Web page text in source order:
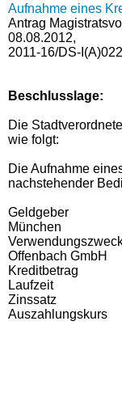
Aufnahme eines
Antrag
08.08.2012,
2011-16/DS-
Beschlusslage:
Die
wie folgt:
Die Aufnahme
nachstehender
Geldgeber
München
Offenbach GmbH
Kreditbetrag
Laufzeit
Zinssatz